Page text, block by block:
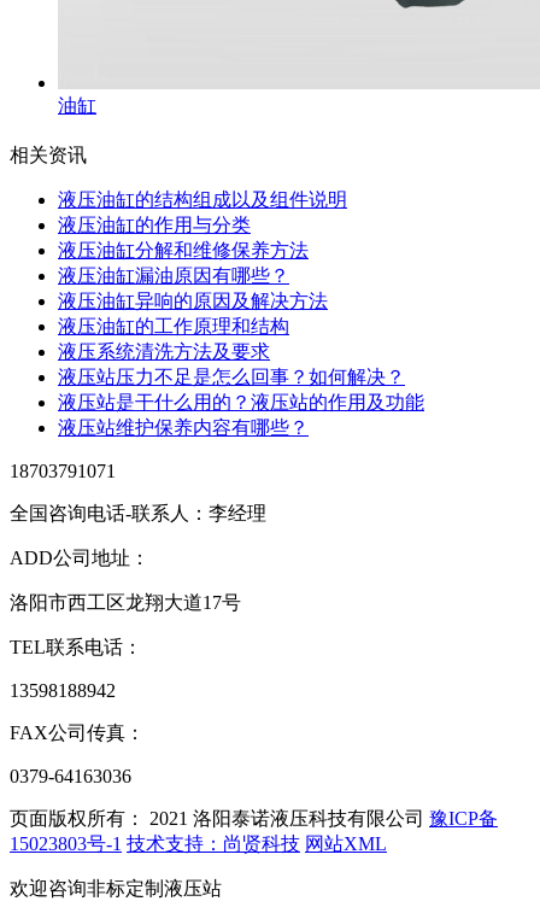
油缸
相关资讯
液压油缸的结构组成以及组件说明
液压油缸的作用与分类
液压油缸分解和维修保养方法
液压油缸漏油原因有哪些？
液压油缸异响的原因及解决方法
液压油缸的工作原理和结构
液压系统清洗方法及要求
液压站压力不足是怎么回事？如何解决？
液压站是干什么用的？液压站的作用及功能
液压站维护保养内容有哪些？
18703791071
全国咨询电话-联系人：李经理
ADD公司地址：
洛阳市西工区龙翔大道17号
TEL联系电话：
13598188942
FAX公司传真：
0379-64163036
页面版权所有： 2021 洛阳泰诺液压科技有限公司 豫ICP备
15023803号-1 技术支持：尚贤科技 网站XML
欢迎咨询非标定制液压站